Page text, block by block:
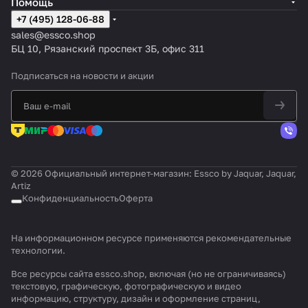
+7 (495) 128-06-88
sales@essco.shop
БЦ 10, Рязанский проспект 3Б, офис 311
Подписаться на новости и акции
© 2026 Официальный интернет-магазин: Essco by Jaquar, Jaquar,
Artiz
КонфиденциальностьОферта
На информационном ресурсе применяются рекомендательные
технологии.
Все ресурсы сайта essco.shop, включая (но не ограничиваясь)
текстовую, графическую, фотографическую и видео
информацию, структуру, дизайн и оформление страниц,